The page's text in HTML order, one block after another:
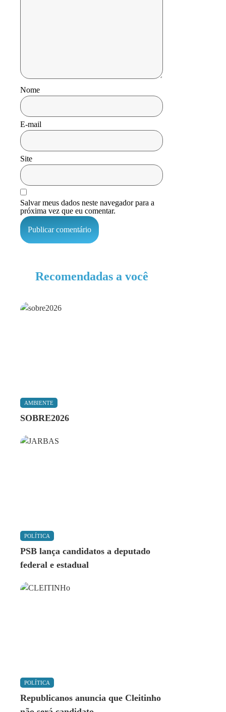
Nome
E-mail
Site
Salvar meus dados neste navegador para a
próxima vez que eu comentar.
Recomendadas a você
AMBIENTE
SOBRE2026
POLÍTICA
PSB lança candidatos a deputado
federal e estadual
POLÍTICA
Republicanos anuncia que Cleitinho